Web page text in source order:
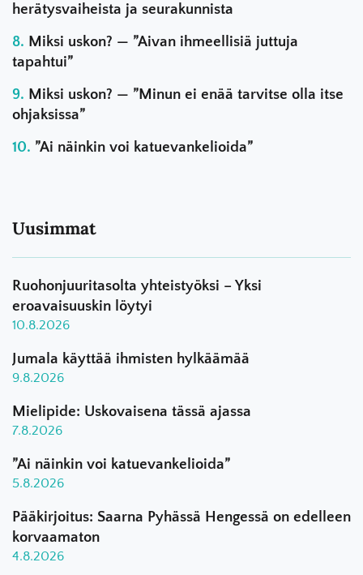
herätysvaiheista ja seurakunnista
Miksi uskon? — ”Aivan ihmeellisiä juttuja
tapahtui”
Miksi uskon? — ”Minun ei enää tarvitse olla itse
ohjaksissa”
”Ai näinkin voi katuevankelioida”
Uusimmat
Ruohonjuuritasolta yhteistyöksi – Yksi
eroavaisuuskin löytyi
10.8.2026
Jumala käyttää ihmisten hylkäämää
9.8.2026
Mielipide: Uskovaisena tässä ajassa
7.8.2026
”Ai näinkin voi katuevankelioida”
5.8.2026
Pääkirjoitus: Saarna Pyhässä Hengessä on edelleen
korvaamaton
4.8.2026